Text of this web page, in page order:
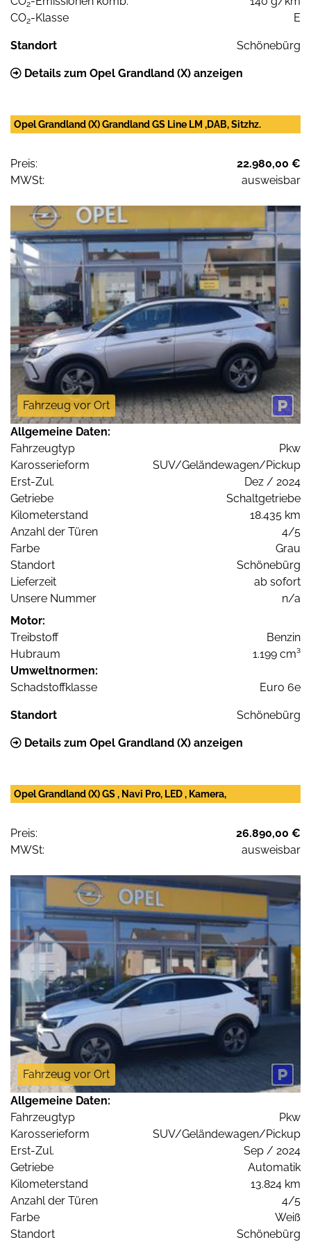
2
CO2-Klasse E
Standort Schönebürg
Details zum Opel Grandland (X) anzeigen
Opel Grandland (X) Grandland GS Line LM ,DAB, Sitzhz.
Preis:
22.980,00 €
MWSt:
ausweisbar
Fahrzeug vor Ort
Allgemeine Daten:
Fahrzeugtyp
Pkw
Karosserieform
SUV/Geländewagen/Pickup
Erst-Zul.
Dez / 2024
Getriebe
Schaltgetriebe
Kilometerstand
18.435 km
Anzahl der Türen
4/5
Farbe
Grau
Standort
Schönebürg
Lieferzeit
ab sofort
Unsere Nummer
n/a
Motor:
Treibstoff
Benzin
Hubraum
1.199 cm³
Umweltnormen:
Schadstoffklasse
Euro 6e
Standort Schönebürg
Details zum Opel Grandland (X) anzeigen
Opel Grandland (X) GS , Navi Pro, LED , Kamera,
Preis:
26.890,00 €
MWSt:
ausweisbar
Fahrzeug vor Ort
Allgemeine Daten:
Fahrzeugtyp
Pkw
Karosserieform
SUV/Geländewagen/Pickup
Erst-Zul.
Sep / 2024
Getriebe
Automatik
Kilometerstand
13.824 km
Anzahl der Türen
4/5
Farbe
Weiß
Standort
Schönebürg